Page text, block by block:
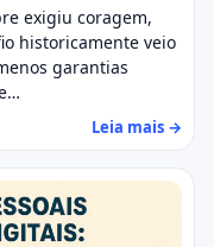
exigiu coragem,
historicamente veio
garantias
Leia mais →